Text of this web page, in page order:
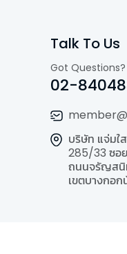
Talk To Us
Got
02-
บริษัท แจ่มใ
285/33 ซอ
ถนนจรัญสนิ
เขตบางกอ